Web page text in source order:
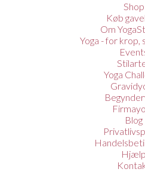
Shop
Køb
Om
Yoga - for krop,
Yoga
Blog
Hjælp